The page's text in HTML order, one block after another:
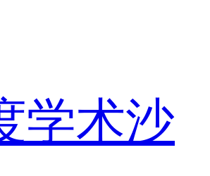
学术沙